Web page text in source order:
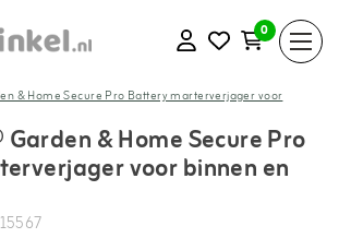
0
& Home Secure Pro Battery marterverjager voor
& Home Secure Pro
voor binnen en